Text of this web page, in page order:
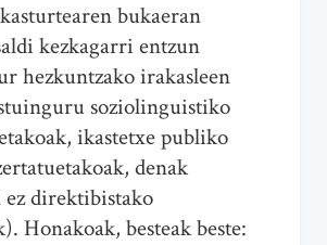
bukaeran
kezkagarri entzun
hezkuntzako irakasleen
soziolinguistiko
ikastetxe publiko
denak
ez direktibistako
Honakoak, besteak beste: